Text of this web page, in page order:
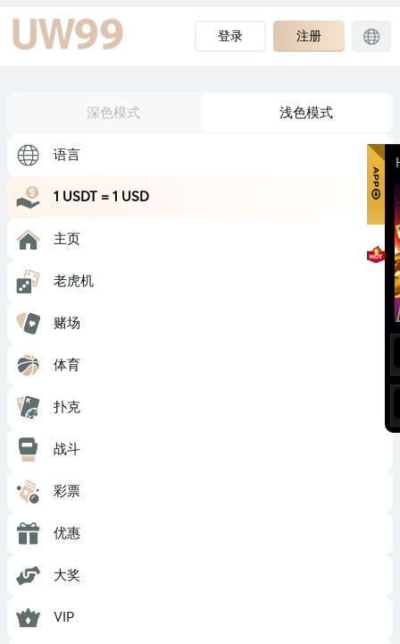
登录 注册
深色模式 浅色模式
语言
1 USDT = 1 USD
主页
老虎机
赌场
体育
扑克
战斗
彩票
优惠
大奖
VIP